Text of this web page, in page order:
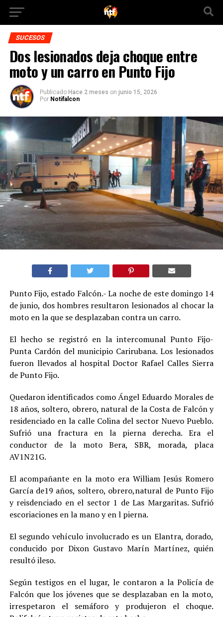
SUCESOS
Dos lesionados deja choque entre
moto y un carro en Punto Fijo
Publicado Hace 2 meses on junio 15, 2026
Por Notifalcon
Punto Fijo, estado Falcón.- La noche de este domingo 14
de junio, dos hombres resultaron lesionados al chocar la
moto en la que se desplazaban contra un carro.
El hecho se registró en la intercomunal Punto Fijo-
Punta Cardón del municipio Carirubana. Los lesionados
fueron llevados al hospital Doctor Rafael Calles Sierra
de Punto Fijo.
Quedaron identificados como Ángel Eduardo Morales de
18 años, soltero, obrero, natural de la Costa de Falcón y
residenciado en la calle Colina del sector Nuevo Pueblo.
Sufrió una fractura en la pierna derecha. Era el
conductor de la moto Bera, SBR, morada, placa
AV1N21G.
El acompañante en la moto era William Jesús Romero
García de19 años, soltero, obrero,natural de Punto Fijo
y reisdenciado en el sector 1 de Las Margaritas. Sufrió
escoriaciones en la mano y en l pierna.
El segundo vehículo involucrado es un Elantra, dorado,
conducido por Dixon Gustavo Marín Martínez, quién
resultó ileso.
Según testigos en el lugar, le contaron a la Policía de
Falcón que los jóvenes que se desplazaban en la moto,
irrespetaron el semáforo y produjeron el choque.